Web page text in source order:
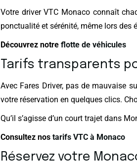
Votre driver VTC Monaco connaît
ponctualité et sérénité, même lors des
Découvrez notre flotte de véhicules
Tarifs transparents
Avec Fares Driver, pas de mauvaise
votre réservation en quelques clics.
Qu’il s’agisse d’un court trajet dans
Consultez nos tarifs VTC à Monaco
Réservez votre